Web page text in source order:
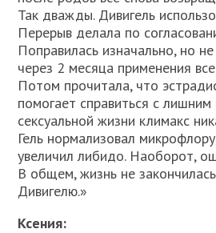
Так дважды. Дивигель
Перерыв делала по
Поправилась изначально, но
через 2 месяца применения
Потом прочитала, что
помогает справиться с
сексуальной жизни климакс
Гель нормализовал
увеличил либидо. Наоборот,
В общем, жизнь не
Дивигелю.»
Ксения: